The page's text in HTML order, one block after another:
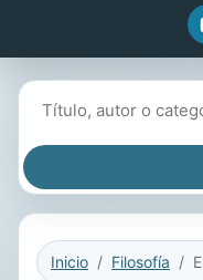
Inicio Filosofía